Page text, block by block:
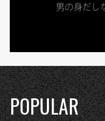
POPULAR